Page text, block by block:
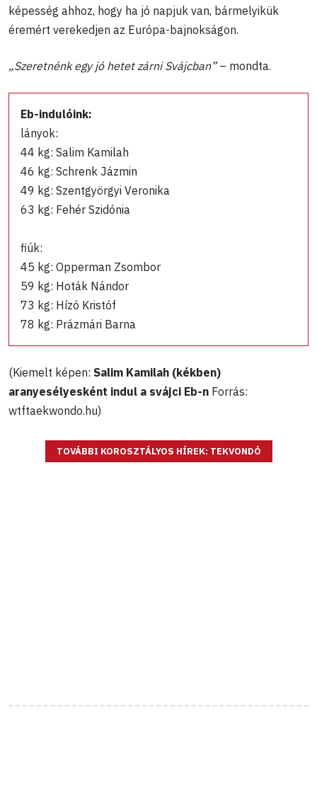
képesség ahhoz, hogy ha jó napjuk van, bármelyikük
éremért verekedjen az Európa-bajnokságon.
„Szeretnénk egy jó hetet zárni Svájcban”– mondta.
Eb-indulóink:
lányok:
44 kg: Salim Kamilah
46 kg: Schrenk Jázmin
49 kg: Szentgyörgyi Veronika
63 kg: Fehér Szidónia
fiúk:
45 kg: Opperman Zsombor
59 kg: Hoták Nándor
73 kg: Hízó Kristóf
78 kg: Prázmári Barna
(Kiemelt képen: Salim Kamilah (kékben)
aranyesélyesként indul a svájci Eb-n Forrás:
wtftaekwondo.hu)
TOVÁBBI KOROSZTÁLYOS HÍREK: TEKVONDÓ